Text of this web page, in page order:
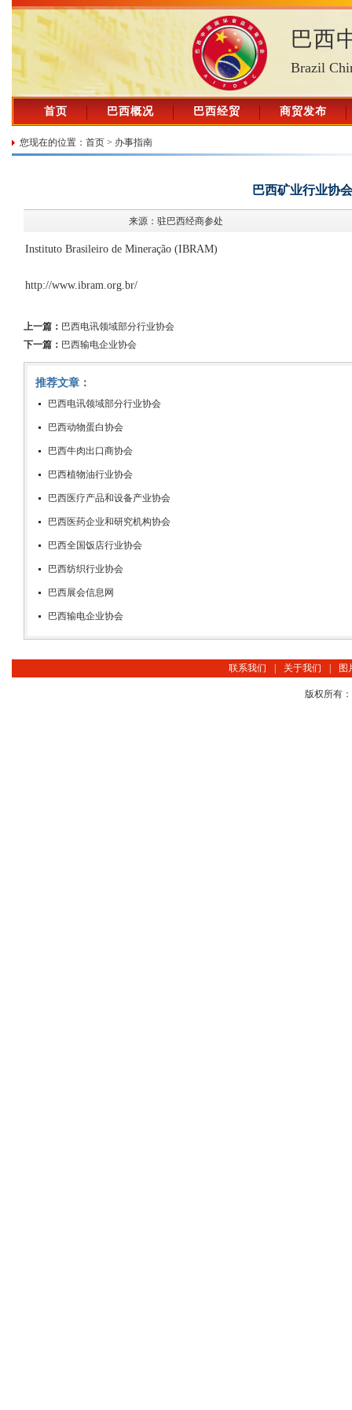
巴西
Brazil
首页 巴西概况 巴西经贸 商贸发布
您现在的位置： 首页 > 办事指南
巴西矿业行业协会
来源：驻巴西经商参处
Instituto Brasileiro de Mineração (IBRAM)
http://www.ibram.org.br/
上一篇： 巴西电讯领域部分行业协会
下一篇： 巴西输电企业协会
推荐文章：
巴西电讯领域部分行业协会
巴西动物蛋白协会
巴西牛肉出口商协会
巴西植物油行业协会
巴西医疗产品和设备产业协会
巴西医药企业和研究机构协会
巴西全国饭店行业协会
巴西纺织行业协会
巴西展会信息网
巴西输电企业协会
联系我们 关于我们 图
版权所有